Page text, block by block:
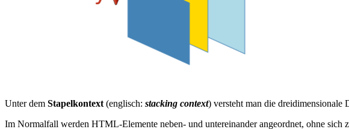
Unter dem Stapelkontext (englisch: stacking context) versteht man die dreidimensionale
Im Normalfall werden HTML-Elemente neben- und untereinander angeordnet, ohne